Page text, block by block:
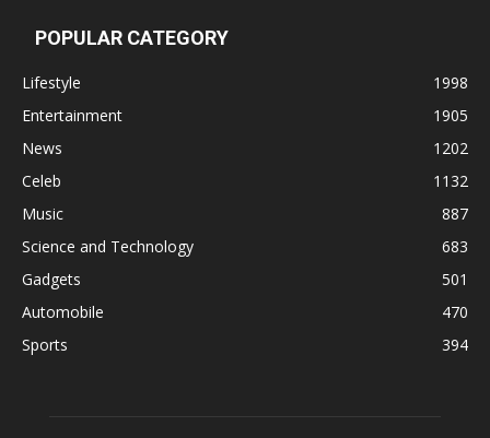
POPULAR CATEGORY
Lifestyle
1998
Entertainment
1905
News
1202
Celeb
1132
Music
887
Science and Technology
683
Gadgets
501
Automobile
470
Sports
394